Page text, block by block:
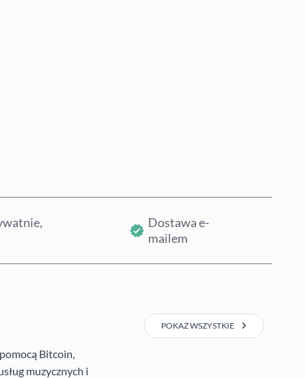
Dostawa e-
mailem
Bitcoin,
muzycznych i
POKAŻ WSZYSTKIE